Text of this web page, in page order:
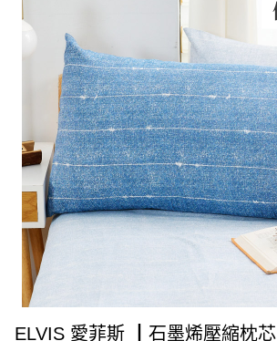
ELVIS 愛菲斯 ┃石墨烯壓縮枕芯